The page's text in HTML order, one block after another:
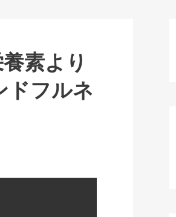
素より
ドフルネ